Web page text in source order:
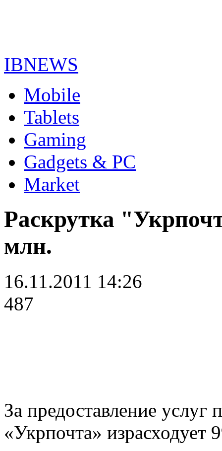
IBNEWS
Mobile
Tablets
Gaming
Gadgets & PC
Market
Раскрутка
млн.
16.11.2011 14:26
487
За предоставление услуг
«Укрпочта» израсходует